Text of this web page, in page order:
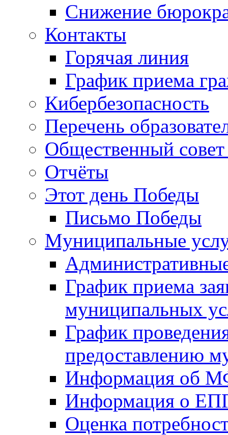
Снижение
Контакты
Горячая линия
График приема
Кибербезопасность
Перечень
Общественный
Отчёты
Этот день Победы
Письмо Победы
Mуниципальные
График приема
муниципальных
График
предоставлению
Информация об
Информация о
Оценка